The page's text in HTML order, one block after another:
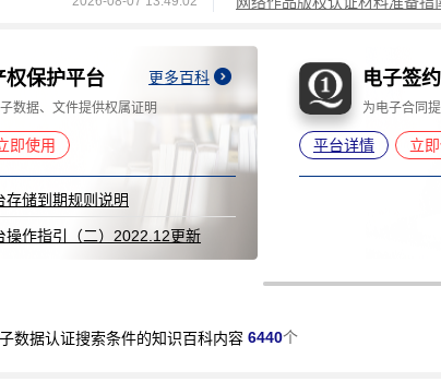
约平台 更多百科
提供可靠电子签名
即使用
电子邮
让电子邮件
平台详情 立
数据认证搜索条件的知识百科内容 6440个